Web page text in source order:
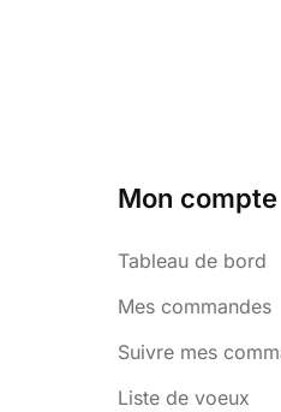
Mon compte
Tableau de bord
Mes commandes
Suivre mes
Liste de voeux